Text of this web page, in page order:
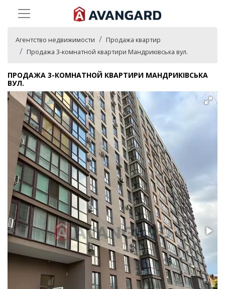
Агентство недвижимости
Продажа квартир
Продажа 3-комнатной квартири Мандриківська вул.
ПРОДАЖА 3-КОМНАТНОЙ КВАРТИРИ МАНДРИКІВСЬКА
ВУЛ.